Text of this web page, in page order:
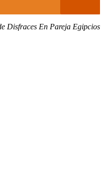
Disfraces En Pareja Egipcios